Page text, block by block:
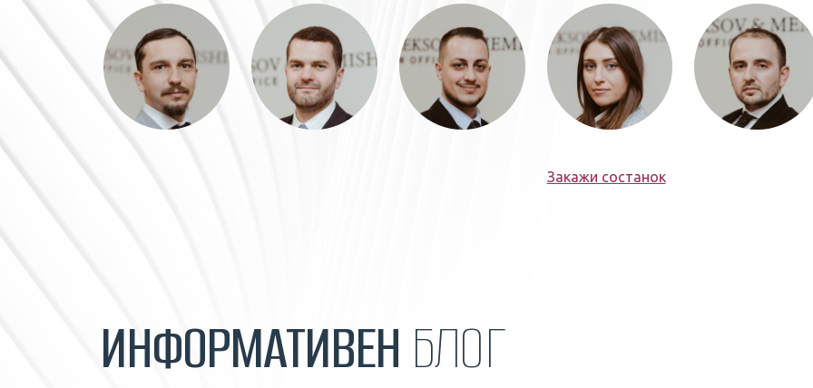
Закажи состанок
ИНФОРМАТИВЕН БЛОГ